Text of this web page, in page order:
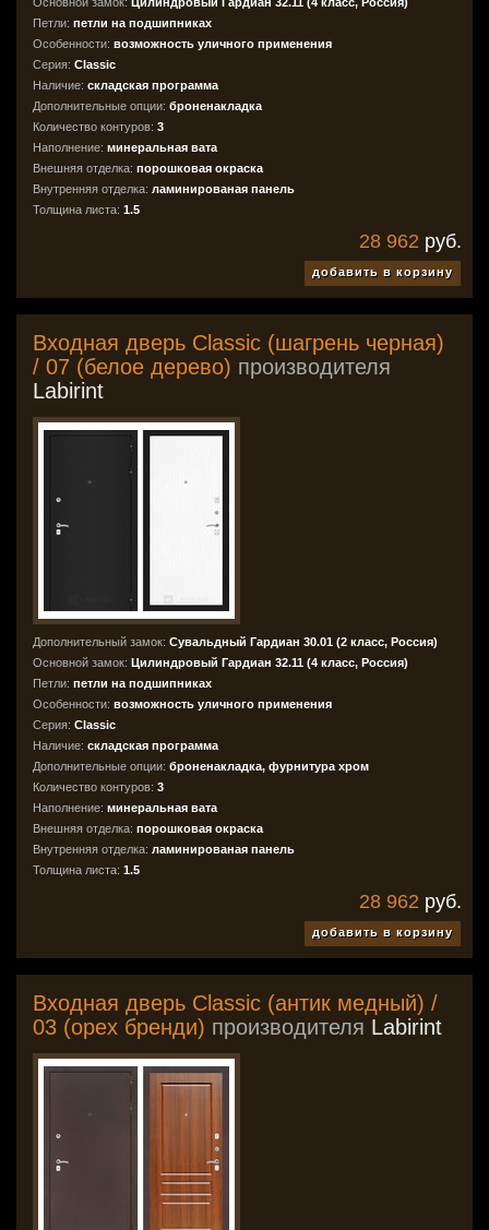
Петли: петли на подшипниках
Особенности: возможность уличного применения
Серия: Classic
Наличие: складская программа
Дополнительные опции: броненакладка
Количество контуров: 3
Наполнение: минеральная вата
Внешняя отделка: порошковая окраска
Внутренняя отделка: ламинированая панель
Толщина листа: 1.5
28 962 руб.
добавить в корзину
Входная дверь Classic (шагрень черная)
/ 07 (белое дерево) производителя
Labirint
Дополнительный замок: Сувальдный Гардиан 30.01 (2 класс, Россия)
Основной замок: Цилиндровый Гардиан 32.11 (4 класс, Россия)
Петли: петли на подшипниках
Особенности: возможность уличного применения
Серия: Classic
Наличие: складская программа
Дополнительные опции: броненакладка, фурнитура хром
Количество контуров: 3
Наполнение: минеральная вата
Внешняя отделка: порошковая окраска
Внутренняя отделка: ламинированая панель
Толщина листа: 1.5
28 962 руб.
добавить в корзину
Входная дверь Classic (антик медный) /
03 (орех бренди) производителя Labirint